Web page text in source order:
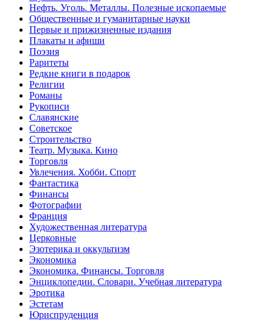
Нефть. Уголь. Металлы. Полезные ископаемые
Общественные и гуманитарные науки
Первые и прижизненные издания
Плакаты и афиши
Поэзия
Раритеты
Редкие книги в подарок
Религии
Романы
Рукописи
Славянские
Советское
Строительство
Театр. Музыка. Кино
Торговля
Увлечения. Хобби. Спорт
Фантастика
Финансы
Фотографии
Франция
Художественная литература
Церковные
Эзотерика и оккультизм
Экономика
Экономика. Финансы. Торговля
Энциклопедии. Словари. Учебная литература
Эротика
Эстетам
Юриспруденция